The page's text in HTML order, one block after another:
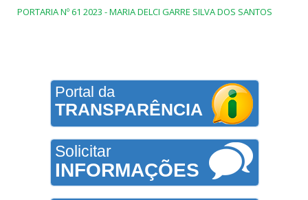
PORTARIA Nº 61 2023 - MARIA DELCI GARRE SILVA DOS SANTOS
Portal da
TRANSPARÊNCIA
Solicitar
INFORMAÇÕES